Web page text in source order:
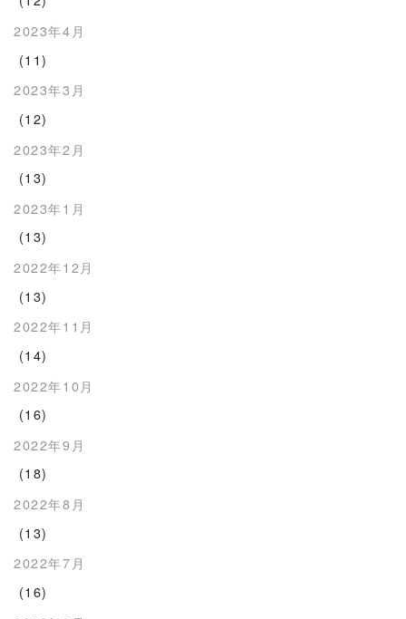
2023年4月
(11)
2023年3月
(12)
2023年2月
(13)
2023年1月
(13)
2022年12月
(13)
2022年11月
(14)
2022年10月
(16)
2022年9月
(18)
2022年8月
(13)
2022年7月
(16)